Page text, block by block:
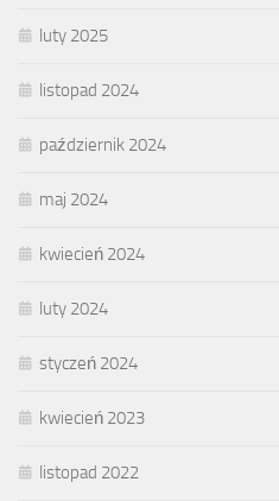
luty 2025
listopad 2024
październik 2024
maj 2024
kwiecień 2024
luty 2024
styczeń 2024
kwiecień 2023
listopad 2022